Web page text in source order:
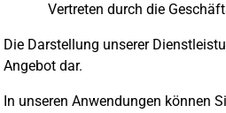
Vertreten durch die
Die Darstellung unserer
Angebot dar.
In unseren Anwendungen können